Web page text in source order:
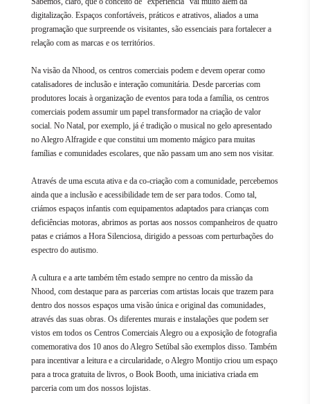
digitalização. Espaços confortáveis, práticos e atrativos, aliados a uma
programação que surpreende os visitantes, são essenciais para fortalecer a
relação com as marcas e os territórios.
Na visão da Nhood, os centros comerciais podem e devem operar como
catalisadores de inclusão e interação comunitária. Desde parcerias com
produtores locais à organização de eventos para toda a família, os centros
comerciais podem assumir um papel transformador na criação de valor
social. No Natal, por exemplo, já é tradição o musical no gelo apresentado
no Alegro Alfragide e que constitui um momento mágico para muitas
famílias e comunidades escolares, que não passam um ano sem nos visitar.
Através de uma escuta ativa e da co-criação com a comunidade, percebemos
ainda que a inclusão e acessibilidade tem de ser para todos. Como tal,
criámos espaços infantis com equipamentos adaptados para crianças com
deficiências motoras, abrimos as portas aos nossos companheiros de quatro
patas e criámos a Hora Silenciosa, dirigido a pessoas com perturbações do
espectro do autismo.
A cultura e a arte também têm estado sempre no centro da missão da
Nhood, com destaque para as parcerias com artistas locais que trazem para
dentro dos nossos espaços uma visão única e original das comunidades,
através das suas obras. Os diferentes murais e instalações que podem ser
vistos em todos os Centros Comerciais Alegro ou a exposição de fotografia
comemorativa dos 10 anos do Alegro Setúbal são exemplos disso. Também
para incentivar a leitura e a circularidade, o Alegro Montijo criou um espaço
para a troca gratuita de livros, o Book Booth, uma iniciativa criada em
parceria com um dos nossos lojistas.